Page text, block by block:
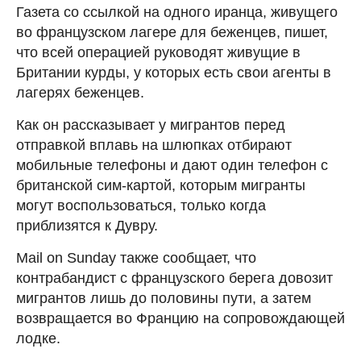
Газета со ссылкой на одного иранца, живущего
во французском лагере для беженцев, пишет,
что всей операцией руководят живущие в
Британии курды, у которых есть свои агенты в
лагерях беженцев.
Как он рассказывает у мигрантов перед
отправкой вплавь на шлюпках отбирают
мобильные телефоны и дают один телефон с
британской сим-картой, которым мигранты
могут воспользоваться, только когда
приблизятся к Дувру.
Mail on Sunday также сообщает, что
контрабандист с французского берега довозит
мигрантов лишь до половины пути, а затем
возвращается во Францию на сопровождающей
лодке.